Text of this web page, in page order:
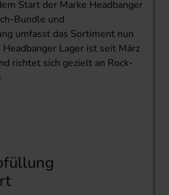
Start der Marke Headbanger
Bundle und
umfasst das Sortiment nun
Headbanger Lager ist seit März
richtet sich gezielt an Rock-